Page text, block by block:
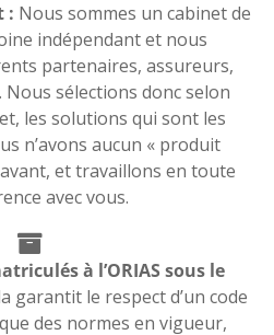
: Nous sommes un cabinet de
indépendant et nous
partenaires, assureurs,
sélections donc selon
les solutions qui sont les
n’avons aucun « produit
et travaillons en toute
avec vous.
à l’ORIAS sous le
garantit le respect d’un code
des normes en vigueur,